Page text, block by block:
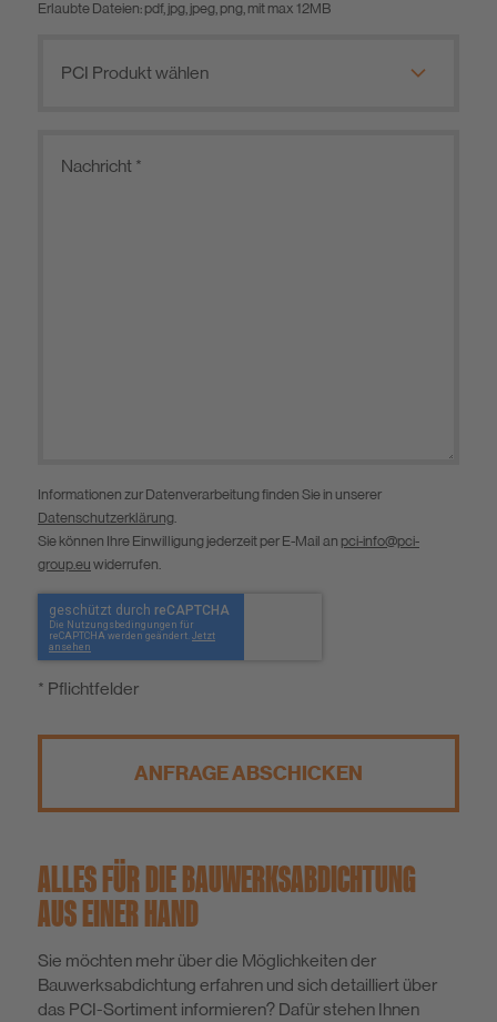
Erlaubte Dateien: pdf, jpg, jpeg, png, mit max 12MB
Informationen zur Datenverarbeitung finden Sie in unserer
Datenschutzerklärung.
Sie können Ihre Einwilligung jederzeit per E-Mail an pci-info@pci-
group.eu widerrufen.
* Pflichtfelder
ANFRAGE ABSCHICKEN
ALLES FÜR DIE BAUWERKSABDICHTUNG
AUS EINER HAND
Sie möchten mehr über die Möglichkeiten der
Bauwerksabdichtung erfahren und sich detailliert über
das PCI-Sortiment informieren? Dafür stehen Ihnen